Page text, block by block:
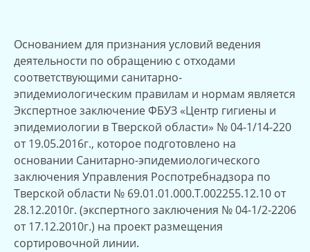
Основанием для признания условий ведения
деятельности по обращению с отходами
соответствующими санитарно-
эпидемиологическим правилам и нормам является
Экспертное заключение ФБУЗ «Центр гигиены и
эпидемиологии в Тверской области» № 04-1/14-220
от 19.05.2016г., которое подготовлено на
основании Санитарно-эпидемиологического
заключения Управления Роспотребнадзора по
Тверской области № 69.01.01.000.Т.002255.12.10 от
28.12.2010г. (экспертного заключения № 04-1/2-2206
от 17.12.2010г.) на проект размещения
сортировочной линии.